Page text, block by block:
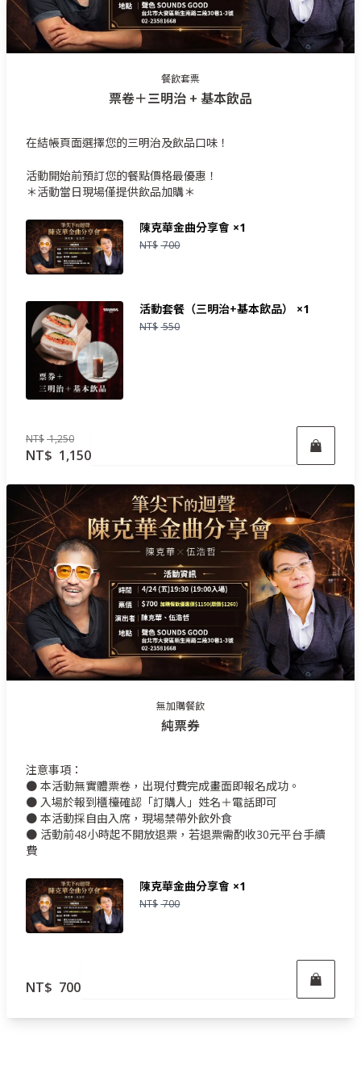
餐飲套票
票卷＋三明治 + 基本飲品
在結帳頁面選擇您的三明治及飲品口味！
活動開始前預訂您的餐點價格最優惠！
＊活動當日現場僅提供飲品加購＊
陳克華金曲分享會 ×1
NT$700
活動套餐（三明治+基本飲品） ×1
NT$550
NT$1,250
NT$ 1,150
無加購餐飲
純票券
注意事項：
● 本活動無實體票卷，出現付費完成畫面即報名成功。
● 入場於報到櫃檯確認「訂購人」姓名＋電話即可
● 本活動採自由入席，現場禁帶外飲外食
● 活動前48小時起不開放退票，若退票需酌收30元平台手續
費
陳克華金曲分享會 ×1
NT$700
NT$ 700